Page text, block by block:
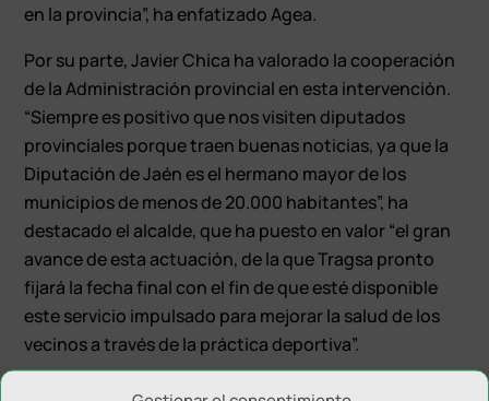
en la provincia”, ha enfatizado Agea.
Por su parte, Javier Chica ha valorado la cooperación
de la Administración provincial en esta intervención.
“Siempre es positivo que nos visiten diputados
provinciales porque traen buenas noticias, ya que la
Diputación de Jaén es el hermano mayor de los
municipios de menos de 20.000 habitantes”, ha
destacado el alcalde, que ha puesto en valor “el gran
avance de esta actuación, de la que Tragsa pronto
fijará la fecha final con el fin de que esté disponible
este servicio impulsado para mejorar la salud de los
vecinos a través de la práctica deportiva”.
Las obras para construir esta piscina municipal se